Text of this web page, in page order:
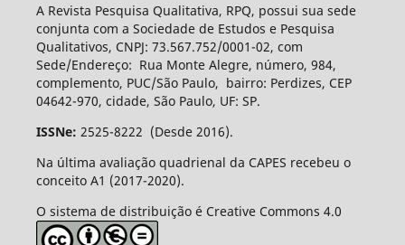
A Revista Pesquisa Qualitativa, RPQ, possui sua sede
conjunta com a Sociedade de Estudos e Pesquisa
Qualitativos, CNPJ: 73.567.752/0001-02, com
Sede/Endereço: Rua Monte Alegre, número, 984,
complemento, PUC/São Paulo, bairro: Perdizes, CEP
04642-970, cidade, São Paulo, UF: SP.
ISSNe: 2525-8222 (Desde 2016).
Na última avaliação quadrienal da CAPES recebeu o
conceito A1 (2017-2020).
O sistema de distribuição é Creative Commons 4.0